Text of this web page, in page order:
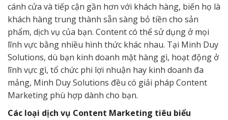
cánh cửa và tiếp cận gần hơn với khách hàng, biến họ là
khách hàng trung thành sẵn sàng bỏ tiền cho sản
phẩm, dịch vụ của bạn. Content có thể sử dụng ở mọi
lĩnh vực bằng nhiều hình thức khác nhau. Tại Minh Duy
Solutions, dù bạn kinh doanh mặt hàng gì, hoạt động ở
lĩnh vực gì, tổ chức phi lợi nhuận hay kinh doanh đa
mảng, Minh Duy Solutions đều có giải pháp Content
Marketing phù hợp dành cho bạn.
Các loại dịch vụ Content Marketing tiêu biểu